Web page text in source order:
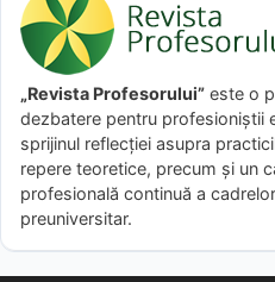
„Revista Profesorului” este o
dezbatere pentru profesioniștii
sprijinul reflecției asupra
repere teoretice, precum și un
profesională continuă a
preuniversitar.